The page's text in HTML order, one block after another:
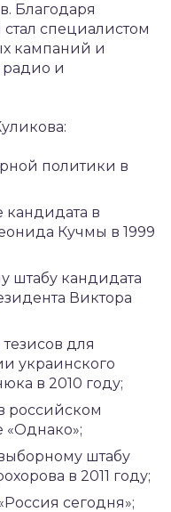
Благодаря
специалистом
кампаний и
радио и
политики в
кандидата в
Кучмы в 1999
штабу кандидата
Виктора
тезисов для
украинского
в 2010 году;
российском
«Однако»;
штабу
в 2011 году;
сегодня»;